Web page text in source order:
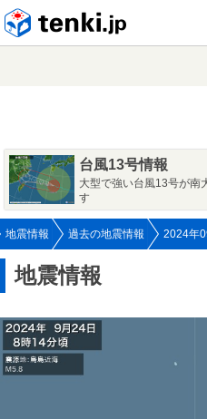
台風13号情報
大型で強い台風13号が南
す
地震情報 過去の地震情報 2024年
地震情報